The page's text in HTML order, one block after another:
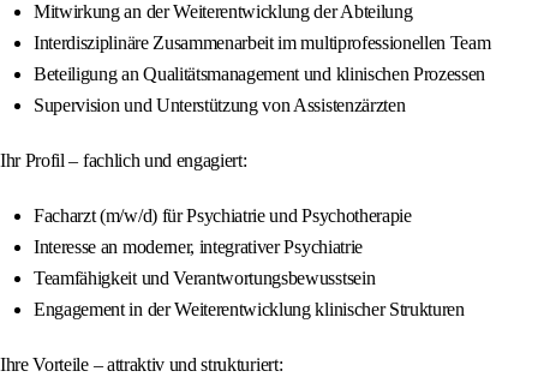
Mitwirkung an der Weiterentwicklung der Abteilung
Interdisziplinäre Zusammenarbeit im multiprofessionellen Team
Beteiligung an Qualitätsmanagement und klinischen Prozessen
Supervision und Unterstützung von Assistenzärzten
Ihr Profil – fachlich und engagiert:
Facharzt (m/w/d) für Psychiatrie und Psychotherapie
Interesse an moderner, integrativer Psychiatrie
Teamfähigkeit und Verantwortungsbewusstsein
Engagement in der Weiterentwicklung klinischer Strukturen
Ihre Vorteile – attraktiv und strukturiert: